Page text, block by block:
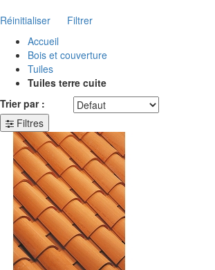
Réinitialiser
Filtrer
Accueil
Bois et couverture
Tuiles
Tuiles terre cuite
Trier par :
Filtres